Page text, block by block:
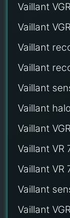
Vaillant
Vaillant
Vaillant
Vaillant
Vaillant
Vaillant
Vaillant
Vaillant VR
Vaillant VR
Vaillant
Vaillant